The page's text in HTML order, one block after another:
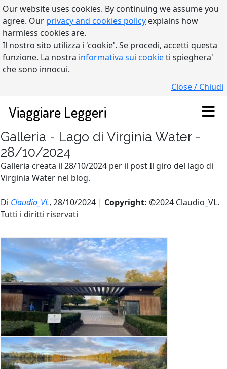
Our website uses cookies. By continuing we assume you
agree. Our privacy and cookies policy explains how
harmless cookies are.
Il nostro sito utilizza i 'cookie'. Se procedi, accetti questa
funzione. La nostra informativa sui cookieti spieghera'
che sono innocui.
Close / Chiudi
Viaggiare Leggeri
Galleria - Lago di Virginia Water -
28/10/2024
Galleria creata il 28/10/2024 per il post Il giro del lago di
Virginia Water nel blog.
Di Claudio_VL, 28/10/2024 | Copyright: ©2024 Claudio_VL.
Tutti i diritti riservati